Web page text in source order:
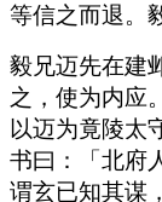
等信之而退。
毅兄迈先在建
之，使为内应
以迈为竟陵太
书曰：「北府
谓玄已知其谋